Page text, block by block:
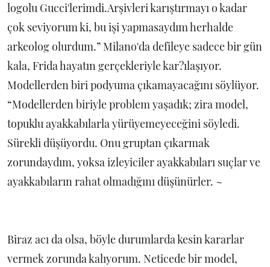
logolu Gucci'lerimdi.Arşivleri karıştırmayı o kadar
çok seviyorum ki, bu işi yapmasaydım herhalde
arkeolog olurdum.” Milano'da defileye sadece bir gün
kala, Frida hayatın gerçekleriyle kar?ılaşıyor.
Modellerden biri podyuma çıkamayacağını söylüyor.
“Modellerden biriyle problem yaşadık; zira model,
topuklu ayakkabılarla yürüyemeyeceğini söyledi.
Sürekli düşüyordu. Onu gruptan çıkarmak
zorundaydım, yoksa izleyiciler ayakkabıları suçlar ve
ayakkabıların rahat olmadığını düşünürler. ~
Biraz acı da olsa, böyle durumlarda kesin kararlar
vermek zorunda kalıyorum. Neticede bir model,